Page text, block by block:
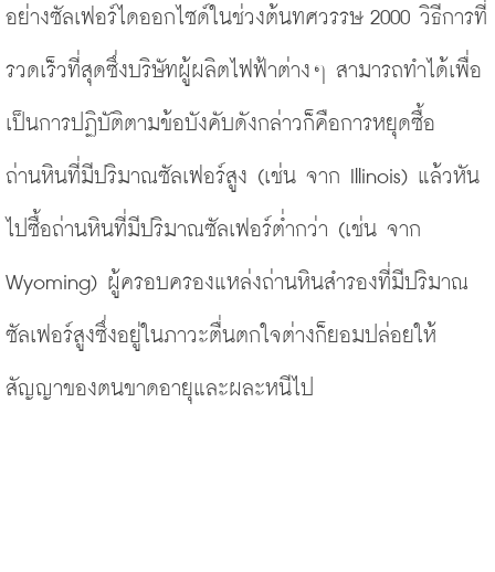
อย่างซัลเฟอร์ไดออกไซด์ในช่วงต้นทศวรรษ 2000 วิธีการที่
รวดเร็วที่สุดซึ่งบริษัทผู้ผลิตไฟฟ้าต่างๆ สามารถทำได้เพื่อ
เป็นการปฏิบัติตามข้อบังคับดังกล่าวก็คือการหยุดซื้อ
ถ่านหินที่มีปริมาณซัลเฟอร์สูง (เช่น จาก Illinois) แล้วหัน
ไปซื้อถ่านหินที่มีปริมาณซัลเฟอร์ต่ำกว่า (เช่น จาก
Wyoming) ผู้ครอบครองแหล่งถ่านหินสำรองที่มีปริมาณ
ซัลเฟอร์สูงซึ่งอยู่ในภาวะตื่นตกใจต่างก็ยอมปล่อยให้
สัญญาของตนขาดอายุและผละหนีไป